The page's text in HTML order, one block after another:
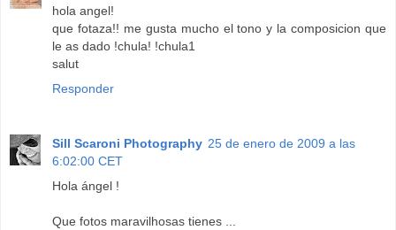
hola angel!
que fotaza!! me gusta mucho el tono y la composicion que
le as dado !chula! !chula1
salut
Responder
Sill Scaroni Photography 25 de enero de 2009 a las
6:02:00 CET
Hola ángel !
Que fotos maravilhosas tienes ...